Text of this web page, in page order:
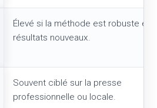
Élevé si la méthode est robuste et
résultats nouveaux.
Souvent ciblé sur la presse
professionnelle ou locale.